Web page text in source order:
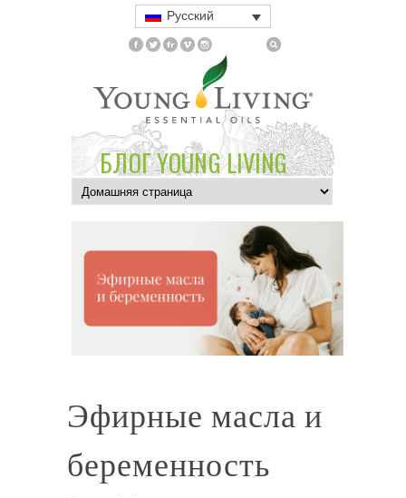
Русский
БЛОГ YOUNG LIVING
Эфирные масла и
беременность